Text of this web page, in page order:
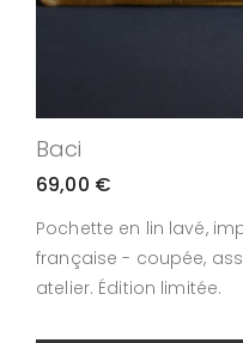
Baci
69,00 €
Pochette en lin lavé,
française - coupée,
atelier. Édition limitée.